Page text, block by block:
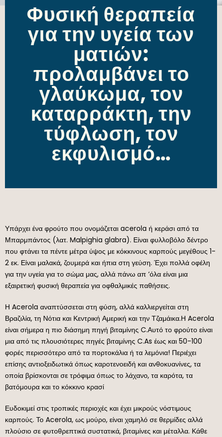
Φυσική θεραπεία
για την υγεία των
ματιών:
προλαμβάνει το
γλαύκωμα, τον
καταρράκτη, την
τύφλωση, τον
εκφυλισμό…
Υπάρχει ένα φρούτο που ονομάζεται acerola ή κεράσι από τα
Μπαρμπάντος (λατ. Malpighia glabra). Είναι φυλλοβόλο δέντρο
που φτάνει τα πέντε μέτρα ύψος με κόκκινους καρπούς μεγέθους 1-
2 εκ. Είναι μαλακά, ζουμερά και ήπια στη γεύση. Έχει πολλά οφέλη
για την υγεία για το σώμα μας, αλλά πάνω απ ‘όλα είναι μια
εξαιρετική φυσική θεραπεία για οφθαλμικές παθήσεις.
Η Acerola αναπτύσσεται στη φύση, αλλά καλλιεργείται στη
Βραζιλία, τη Νότια και Κεντρική Αμερική και την Τζαμάικα.Η Acerola
είναι σήμερα η πιο διάσημη πηγή βιταμίνης C.Αυτό το φρούτο είναι
μια από τις πλουσιότερες πηγές βιταμίνης C.As έως και 50-100
φορές περισσότερο από τα πορτοκάλια ή τα λεμόνια! Περιέχει
επίσης αντιοξειδωτικά όπως καροτενοειδή και ανθοκυανίνες, τα
οποία βρίσκονται σε τρόφιμα όπως το λάχανο, τα καρότα, τα
βατόμουρα και το κόκκινο κρασί
Ευδοκιμεί στις τροπικές περιοχές και έχει μικρούς νόστιμους
καρπούς. Το Acerola, ως μούρο, είναι χαμηλό σε θερμίδες αλλά
πλούσιο σε φυτοθρεπτικά συστατικά, βιταμίνες και μέταλλα. Κάθε